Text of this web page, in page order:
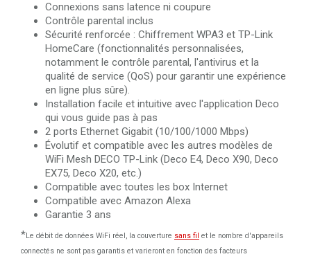
Connexions sans latence ni coupure
Contrôle parental inclus
Sécurité renforcée : Chiffrement WPA3 et TP-Link
HomeCare (fonctionnalités personnalisées,
notamment le contrôle parental, l'antivirus et la
qualité de service (QoS) pour garantir une expérience
en ligne plus sûre).
Installation facile et intuitive avec l'application Deco
qui vous guide pas à pas
2 ports Ethernet Gigabit (10/100/1000 Mbps)
Évolutif et compatible avec les autres modèles de
WiFi Mesh DECO TP-Link (Deco E4, Deco X90, Deco
EX75, Deco X20, etc.)
Compatible avec toutes les box Internet
Compatible avec Amazon Alexa
Garantie 3 ans
*Le débit de données WiFi réel, la couverture sans fil et le nombre d'appareils
connectés ne sont pas garantis et varieront en fonction des facteurs